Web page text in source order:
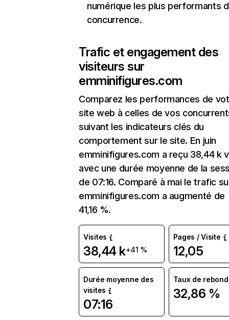
numérique les plus performants
concurrence.
Trafic et engagement des
visiteurs sur
emminifigures.com
Comparez les performances de
site web à celles de vos
suivant les indicateurs clés du
comportement sur le site. En juin
emminifigures.com a reçu 38,44 k
avec une durée moyenne de la
de 07:16. Comparé à mai le trafic
emminifigures.com a augmenté de
41,16 %.
Visites
38,44 k+41 %
Pages / Visite
12,05
Durée moyenne des
visites
07:16
Taux de rebond
32,86 %